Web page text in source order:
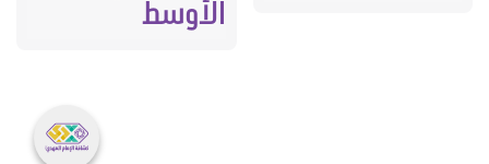
الأوسط